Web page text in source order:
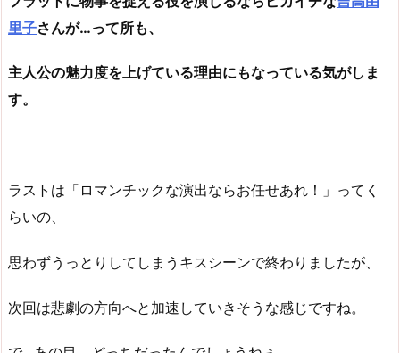
里子さんが…って所も、
主人公の魅力度を上げている理由にもなっている気がしま
す。
ラストは「ロマンチックな演出ならお任せあれ！」ってく
らいの、
思わずうっとりしてしまうキスシーンで終わりましたが、
次回は悲劇の方向へと加速していきそうな感じですね。